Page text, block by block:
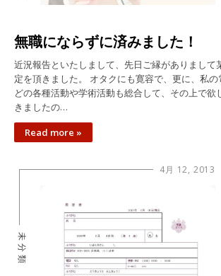
無職にならずに済みました！
近況報告といたしまして、先日ご縁がありまして
定を頂きました。 オタクにも寛容で、更に、私
どの各種活動や学術活動も総合して、その上で欲
きましたの…
Read more »
4月 12, 2013
未分類